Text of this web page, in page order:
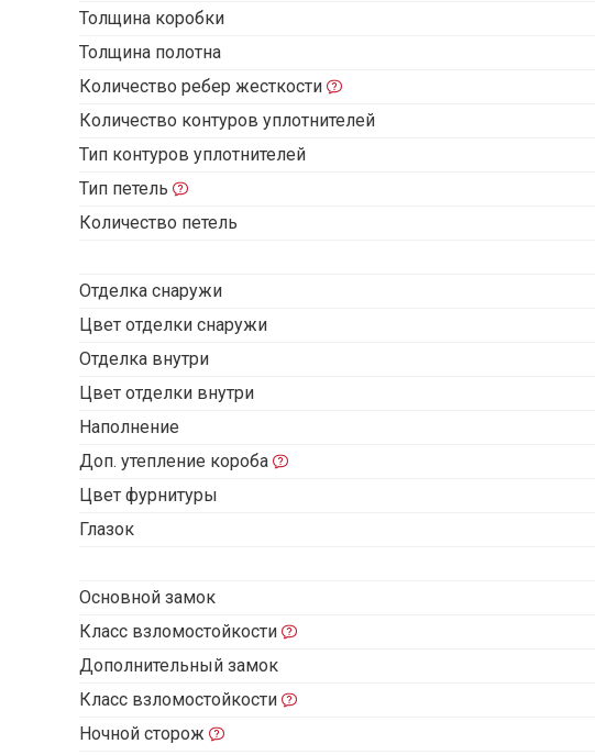
Толщина коробки
Толщина полотна
Количество ребер жесткости
Количество контуров уплотнителей
Тип контуров уплотнителей
Тип петель
Количество петель
Отделка снаружи
Цвет отделки снаружи
Отделка внутри
Цвет отделки внутри
Наполнение
Доп. утепление короба
Цвет фурнитуры
Глазок
Основной замок
Класс взломостойкости
Дополнительный замок
Класс взломостойкости
Ночной сторож